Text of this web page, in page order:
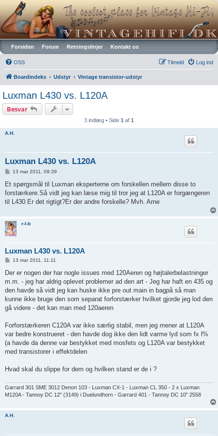
Vintagehifi.dk
Forsiden Forum Retningslinjer Kontakt os
OSS Log ind
Tilmeld
Boardindeks Udstyr Vintage transistor-udstyr
Luxman L430 vs. L120A
Besvar
3 indlæg • Side 1 af 1
A.H.
Luxman L430 vs. L120A
d
æ
g
13 mar 2011, 09:39
Et spørgsmål til Luxman eksperterne om forskellen mellem disse to
forstærkere.Så vidt jeg kan læse mig til tror jeg at L120A er forgængeren
til L430.Er det rigtigt?Er der andre forskelle? Mvh. Arne
r-l-b
Luxman L430 vs. L120A
d
æ
g
13 mar 2011, 11:11
Der er nogen der har nogle issues med 120Aeren og højtalerbelastninger
m.m. - jeg har aldrig oplevet problemer ad den art - Jeg har haft en 435 og
den havde så vidt jeg kan huske ikke pre out main in bagpå så man
kunne ikke bruge den som separat forforstærker hvilket gjorde jeg lod den
gå videre - det kan man med 120aeren
Forforstærkeren C120A var ikke særlig stabil, men jeg mener at L120A
var bedre konstrueret - den havde dog ikke den lidt varme lyd som fx l%
(a havde da denne var bestykket med mosfets og L120A var bestykket
med transistorer i effektdelen
Hvad skal du slippe for dem og hvilken stand er de i ?
Garrard 301 SME 3012 Denon 103 - Luxman CX-1 - Luxman CL 350 - 2 x Luxman
M120A - Tannoy DC 12" (3149) i Duelundhorn - Garrard 401 - Tannoy DC 10" 2558
A.H.